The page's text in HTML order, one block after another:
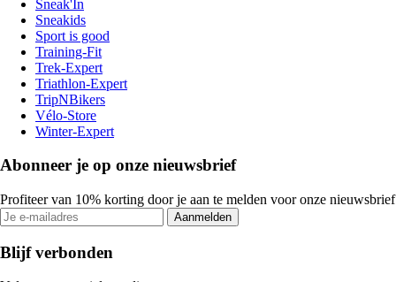
Sneak'In
Sneakids
Sport is good
Training-Fit
Trek-Expert
Triathlon-Expert
TripNBikers
Vélo-Store
Winter-Expert
Abonneer je op onze nieuwsbrief
Profiteer van 10% korting door je aan te melden voor onze nieuwsbrief
Aanmelden
Blijf verbonden